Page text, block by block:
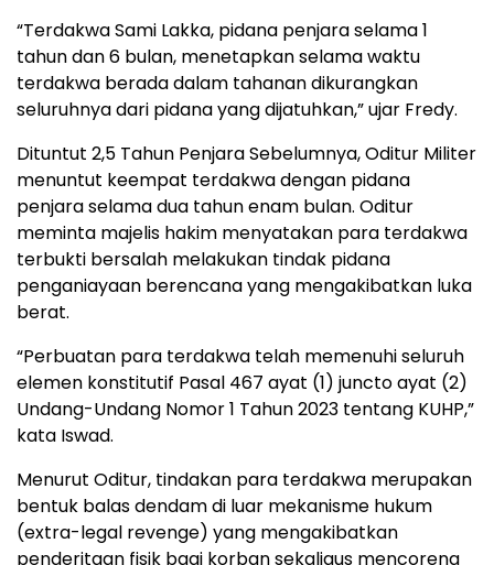
“Terdakwa Sami Lakka, pidana penjara selama 1
tahun dan 6 bulan, menetapkan selama waktu
terdakwa berada dalam tahanan dikurangkan
seluruhnya dari pidana yang dijatuhkan,” ujar Fredy.
Dituntut 2,5 Tahun Penjara Sebelumnya, Oditur Militer
menuntut keempat terdakwa dengan pidana
penjara selama dua tahun enam bulan. Oditur
meminta majelis hakim menyatakan para terdakwa
terbukti bersalah melakukan tindak pidana
penganiayaan berencana yang mengakibatkan luka
berat.
“Perbuatan para terdakwa telah memenuhi seluruh
elemen konstitutif Pasal 467 ayat (1) juncto ayat (2)
Undang-Undang Nomor 1 Tahun 2023 tentang KUHP,”
kata Iswad.
Menurut Oditur, tindakan para terdakwa merupakan
bentuk balas dendam di luar mekanisme hukum
(extra-legal revenge) yang mengakibatkan
penderitaan fisik bagi korban sekaligus mencoreng